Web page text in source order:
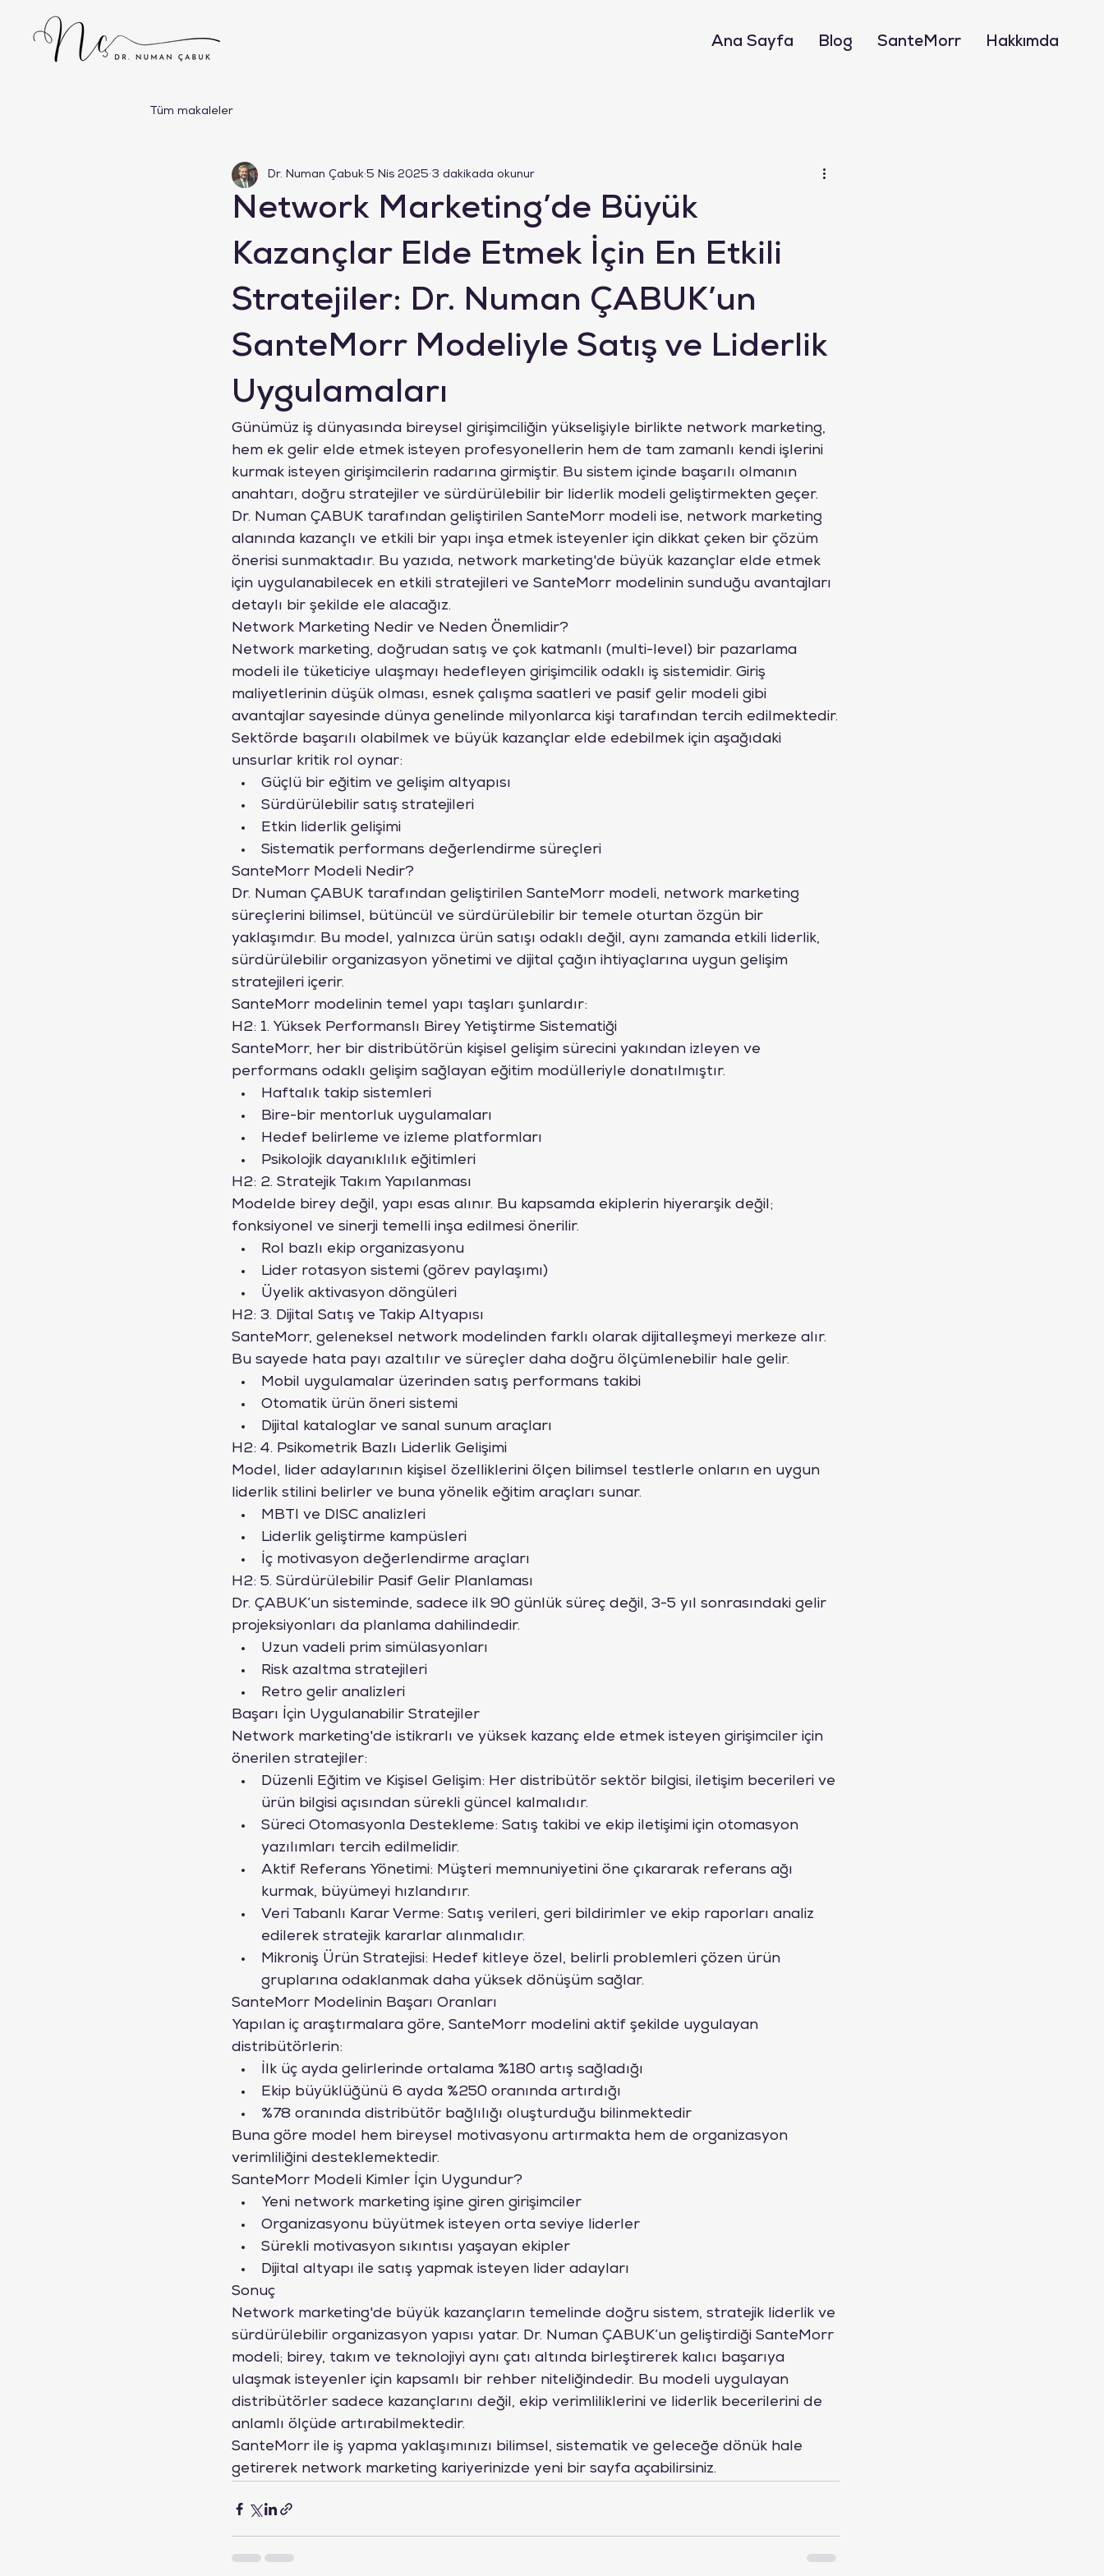
Ana Sayfa Blog SanteMorr Hakkımda
Tüm makaleler
Network Marketing’de Büyük
Kazançlar Elde Etmek İçin En Etkili
Stratejiler: Dr. Numan ÇABUK’un
SanteMorr Modeliyle Satış ve Liderlik
Uygulamaları
Dr. Numan Çabuk 5 Nis 2025 3 dakikada okunur
Günümüz iş dünyasında bireysel girişimciliğin yükselişiyle birlikte network marketing,
hem ek gelir elde etmek isteyen profesyonellerin hem de tam zamanlı kendi işlerini
kurmak isteyen girişimcilerin radarına girmiştir. Bu sistem içinde başarılı olmanın
anahtarı, doğru stratejiler ve sürdürülebilir bir liderlik modeli geliştirmekten geçer.
Dr. Numan ÇABUK tarafından geliştirilen SanteMorr modeli ise, network marketing
alanında kazançlı ve etkili bir yapı inşa etmek isteyenler için dikkat çeken bir çözüm
önerisi sunmaktadır. Bu yazıda, network marketing'de büyük kazançlar elde etmek
için uygulanabilecek en etkili stratejileri ve SanteMorr modelinin sunduğu avantajları
detaylı bir şekilde ele alacağız.
Network Marketing Nedir ve Neden Önemlidir?
Network marketing, doğrudan satış ve çok katmanlı (multi-level) bir pazarlama
modeli ile tüketiciye ulaşmayı hedefleyen girişimcilik odaklı iş sistemidir. Giriş
maliyetlerinin düşük olması, esnek çalışma saatleri ve pasif gelir modeli gibi
avantajlar sayesinde dünya genelinde milyonlarca kişi tarafından tercih edilmektedir.
Sektörde başarılı olabilmek ve büyük kazançlar elde edebilmek için aşağıdaki
unsurlar kritik rol oynar:
Güçlü bir eğitim ve gelişim altyapısı
Sürdürülebilir satış stratejileri
Etkin liderlik gelişimi
Sistematik performans değerlendirme süreçleri
SanteMorr Modeli Nedir?
Dr. Numan ÇABUK tarafından geliştirilen SanteMorr modeli, network marketing
süreçlerini bilimsel, bütüncül ve sürdürülebilir bir temele oturtan özgün bir
yaklaşımdır. Bu model, yalnızca ürün satışı odaklı değil, aynı zamanda etkili liderlik,
sürdürülebilir organizasyon yönetimi ve dijital çağın ihtiyaçlarına uygun gelişim
stratejileri içerir.
SanteMorr modelinin temel yapı taşları şunlardır:
H2: 1. Yüksek Performanslı Birey Yetiştirme Sistematiği
SanteMorr, her bir distribütörün kişisel gelişim sürecini yakından izleyen ve
performans odaklı gelişim sağlayan eğitim modülleriyle donatılmıştır.
Haftalık takip sistemleri
Bire-bir mentorluk uygulamaları
Hedef belirleme ve izleme platformları
Psikolojik dayanıklılık eğitimleri
H2: 2. Stratejik Takım Yapılanması
Modelde birey değil, yapı esas alınır. Bu kapsamda ekiplerin hiyerarşik değil;
fonksiyonel ve sinerji temelli inşa edilmesi önerilir.
Rol bazlı ekip organizasyonu
Lider rotasyon sistemi (görev paylaşımı)
Üyelik aktivasyon döngüleri
H2: 3. Dijital Satış ve Takip Altyapısı
SanteMorr, geleneksel network modelinden farklı olarak dijitalleşmeyi merkeze alır.
Bu sayede hata payı azaltılır ve süreçler daha doğru ölçümlenebilir hale gelir.
Mobil uygulamalar üzerinden satış performans takibi
Otomatik ürün öneri sistemi
Dijital kataloglar ve sanal sunum araçları
H2: 4. Psikometrik Bazlı Liderlik Gelişimi
Model, lider adaylarının kişisel özelliklerini ölçen bilimsel testlerle onların en uygun
liderlik stilini belirler ve buna yönelik eğitim araçları sunar.
MBTI ve DISC analizleri
Liderlik geliştirme kampüsleri
İç motivasyon değerlendirme araçları
H2: 5. Sürdürülebilir Pasif Gelir Planlaması
Dr. ÇABUK’un sisteminde, sadece ilk 90 günlük süreç değil, 3-5 yıl sonrasındaki gelir
projeksiyonları da planlama dahilindedir.
Uzun vadeli prim simülasyonları
Risk azaltma stratejileri
Retro gelir analizleri
Başarı İçin Uygulanabilir Stratejiler
Network marketing'de istikrarlı ve yüksek kazanç elde etmek isteyen girişimciler için
önerilen stratejiler:
Düzenli Eğitim ve Kişisel Gelişim: Her distribütör sektör bilgisi, iletişim becerileri ve
ürün bilgisi açısından sürekli güncel kalmalıdır.
Süreci Otomasyonla Destekleme: Satış takibi ve ekip iletişimi için otomasyon
yazılımları tercih edilmelidir.
Aktif Referans Yönetimi: Müşteri memnuniyetini öne çıkararak referans ağı
kurmak, büyümeyi hızlandırır.
Veri Tabanlı Karar Verme: Satış verileri, geri bildirimler ve ekip raporları analiz
edilerek stratejik kararlar alınmalıdır.
Mikroniş Ürün Stratejisi: Hedef kitleye özel, belirli problemleri çözen ürün
gruplarına odaklanmak daha yüksek dönüşüm sağlar.
SanteMorr Modelinin Başarı Oranları
Yapılan iç araştırmalara göre, SanteMorr modelini aktif şekilde uygulayan
distribütörlerin:
İlk üç ayda gelirlerinde ortalama %180 artış sağladığı
Ekip büyüklüğünü 6 ayda %250 oranında artırdığı
%78 oranında distribütör bağlılığı oluşturduğu bilinmektedir
Buna göre model hem bireysel motivasyonu artırmakta hem de organizasyon
verimliliğini desteklemektedir.
SanteMorr Modeli Kimler İçin Uygundur?
Yeni network marketing işine giren girişimciler
Organizasyonu büyütmek isteyen orta seviye liderler
Sürekli motivasyon sıkıntısı yaşayan ekipler
Dijital altyapı ile satış yapmak isteyen lider adayları
Sonuç
Network marketing'de büyük kazançların temelinde doğru sistem, stratejik liderlik ve
sürdürülebilir organizasyon yapısı yatar. Dr. Numan ÇABUK’un geliştirdiği SanteMorr
modeli; birey, takım ve teknolojiyi aynı çatı altında birleştirerek kalıcı başarıya
ulaşmak isteyenler için kapsamlı bir rehber niteliğindedir. Bu modeli uygulayan
distribütörler sadece kazançlarını değil, ekip verimliliklerini ve liderlik becerilerini de
anlamlı ölçüde artırabilmektedir.
SanteMorr ile iş yapma yaklaşımınızı bilimsel, sistematik ve geleceğe dönük hale
getirerek network marketing kariyerinizde yeni bir sayfa açabilirsiniz.